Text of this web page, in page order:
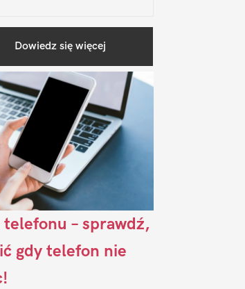
Dowiedz się więcej
– sprawdź,
gdy telefon nie